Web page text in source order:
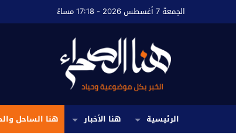
الجمعة 7 أغسطس 2026 - 17:18 مساءً
الرئيسية هنا الأخبار هنا الساحل